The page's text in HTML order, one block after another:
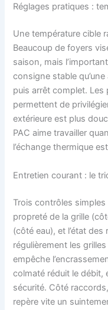
Réglages pratiques :
Une température cible
Beaucoup de foyers
saison, mais
consigne stable
puis arrêt complet.
permettent de
extérieure est plus
PAC aime travailler
l’échange thermique
Entretien courant : le
Trois contrôles
propreté de la grille
(côté eau), et l’état
régulièrement les
empêche
colmaté réduit le débit,
sécurité. Côté
repère vite un